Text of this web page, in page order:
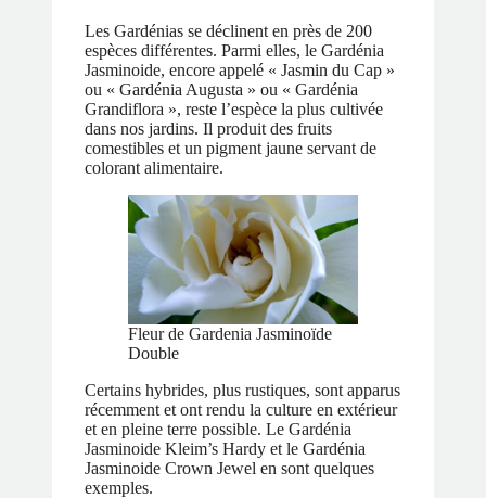
Les Gardénias se déclinent en près de 200
espèces différentes. Parmi elles, le Gardénia
Jasminoide, encore appelé « Jasmin du Cap »
ou « Gardénia Augusta » ou « Gardénia
Grandiflora », reste l’espèce la plus cultivée
dans nos jardins. Il produit des fruits
comestibles et un pigment jaune servant de
colorant alimentaire.
Fleur de Gardenia Jasminoïde
Double
Certains hybrides, plus rustiques, sont apparus
récemment et ont rendu la culture en extérieur
et en pleine terre possible. Le Gardénia
Jasminoide Kleim’s Hardy et le Gardénia
Jasminoide Crown Jewel en sont quelques
exemples.